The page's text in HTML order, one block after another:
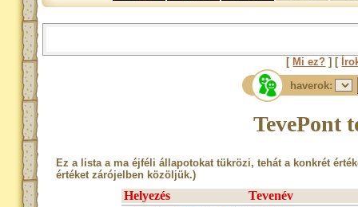
[ Mi ez? ] [
haverok:
TevePont
Ez a lista a ma éjféli állapotokat tükrözi, tehát a konkrét
értéket zárójelben közöljük.)
Helyezés Tevenév